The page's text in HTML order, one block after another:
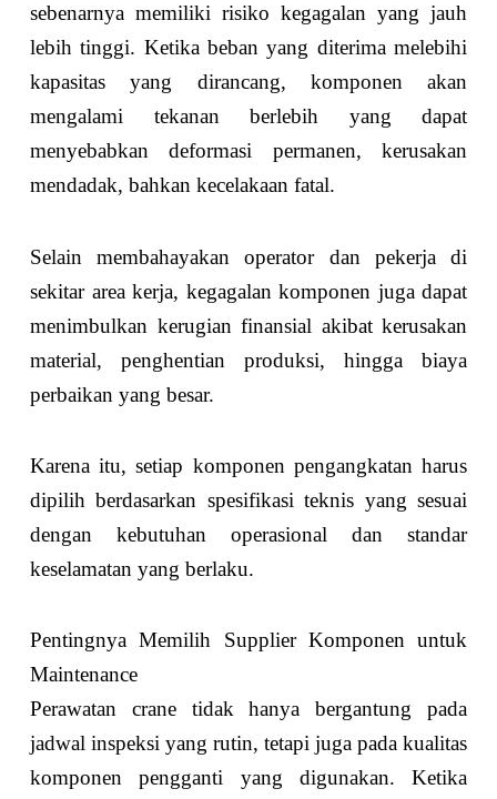
sebenarnya memiliki risiko kegagalan yang jauh
lebih tinggi. Ketika beban yang diterima melebihi
kapasitas yang dirancang, komponen akan
mengalami tekanan berlebih yang dapat
menyebabkan deformasi permanen, kerusakan
mendadak, bahkan kecelakaan fatal.
Selain membahayakan operator dan pekerja di
sekitar area kerja, kegagalan komponen juga dapat
menimbulkan kerugian finansial akibat kerusakan
material, penghentian produksi, hingga biaya
perbaikan yang besar.
Karena itu, setiap komponen pengangkatan harus
dipilih berdasarkan spesifikasi teknis yang sesuai
dengan kebutuhan operasional dan standar
keselamatan yang berlaku.
Pentingnya Memilih Supplier Komponen untuk
Maintenance
Perawatan crane tidak hanya bergantung pada
jadwal inspeksi yang rutin, tetapi juga pada kualitas
komponen pengganti yang digunakan. Ketika